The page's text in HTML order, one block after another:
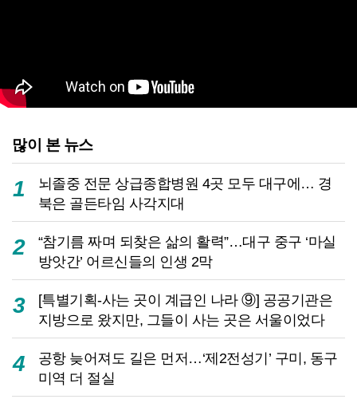
많이 본 뉴스
1
뇌졸중 전문 상급종합병원 4곳 모두 대구에… 경
북은 골든타임 사각지대
2
“참기름 짜며 되찾은 삶의 활력”…대구 중구 ‘마실
방앗간’ 어르신들의 인생 2막
3
[특별기획-사는 곳이 계급인 나라 ⑨] 공공기관은
지방으로 왔지만, 그들이 사는 곳은 서울이었다
4
공항 늦어져도 길은 먼저…‘제2전성기’ 구미, 동구
미역 더 절실